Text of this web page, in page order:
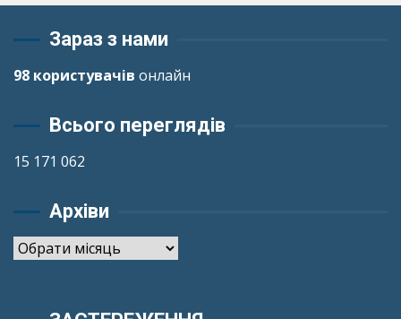
Зараз з нами
98 користувачів онлайн
Всього переглядів
15 171 062
Архіви
Архіви